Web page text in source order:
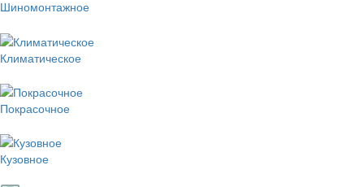
Шиномонтажное
Климатическое
Покрасочное
Кузовное